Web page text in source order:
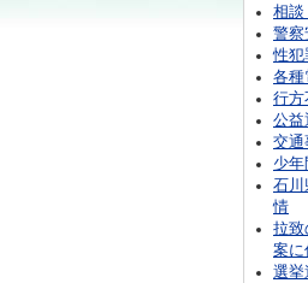
相談
警察
性犯
各種
行方
公益
交通
少
石川
情
拉致
案に
選挙